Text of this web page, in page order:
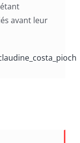
avant leur